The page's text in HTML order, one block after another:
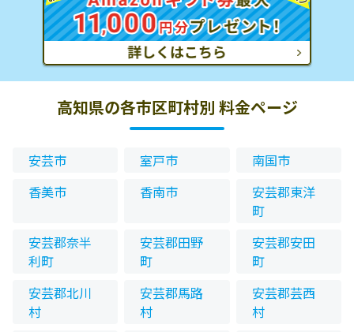
高知県の各市区町村別 料金ページ
安芸市 室戸市
南国市
香美市
香南市
安芸郡東洋
町
安芸郡奈半
利町
安芸郡田野
町
安芸郡安田
町
安芸郡北川
村
安芸郡馬路
村
安芸郡芸西
村